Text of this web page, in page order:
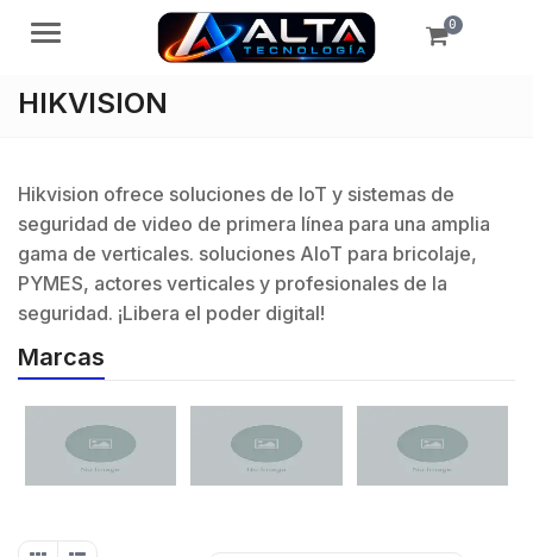
Menú 0
HIKVISION
Hikvision ofrece soluciones de IoT y sistemas de
seguridad de video de primera línea para una amplia
gama de verticales. soluciones AIoT para bricolaje,
PYMES, actores verticales y profesionales de la
seguridad. ¡Libera el poder digital!
Marcas